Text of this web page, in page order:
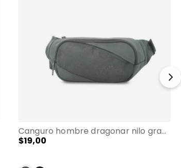
Canguro hombre dragonar nilo grande color gris
$19,00